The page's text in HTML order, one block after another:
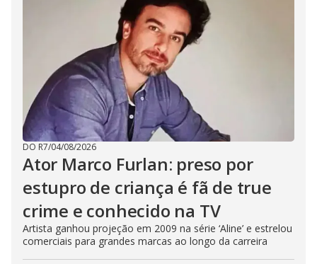
DO R7/04/08/2026
Ator Marco Furlan: preso por
estupro de criança é fã de true
crime e conhecido na TV
Artista ganhou projeção em 2009 na série ‘Aline’ e estrelou
comerciais para grandes marcas ao longo da carreira